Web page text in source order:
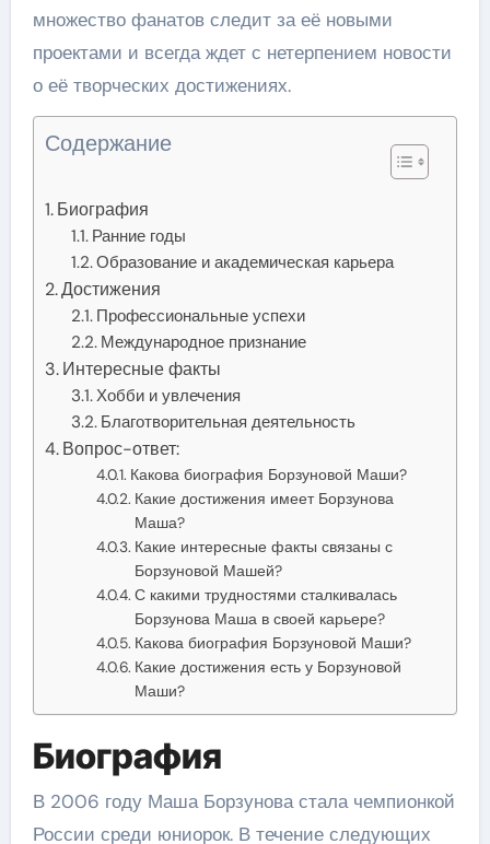
множество фанатов следит за её новыми
проектами и всегда ждет с нетерпением новости
о её творческих достижениях.
Содержание
Биография
Ранние годы
Образование и академическая карьера
Достижения
Профессиональные успехи
Международное признание
Интересные факты
Хобби и увлечения
Благотворительная деятельность
Вопрос-ответ:
Какова биография Борзуновой Маши?
Какие достижения имеет Борзунова
Маша?
Какие интересные факты связаны с
Борзуновой Машей?
С какими трудностями сталкивалась
Борзунова Маша в своей карьере?
Какова биография Борзуновой Маши?
Какие достижения есть у Борзуновой
Маши?
Биография
В 2006 году Маша Борзунова стала чемпионкой
России среди юниорок. В течение следующих